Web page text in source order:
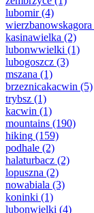
lubomir(4)
wierzbanowskagora
kasinawielka (2)
lubonwwielki (1)
lubogoszcz (3)
mszana (1)
brzeznicakacwin (5)
trybsz (1)
kacwin (1)
mountains (190)
hiking (159)
podhale (2)
halaturbacz (2)
lopuszna (2)
nowabiala (3)
koninki (1)
lubonwielki (4)